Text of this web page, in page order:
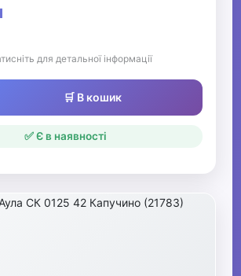
для детальної інформації
🛒 В кошик
✅ Є в наявності